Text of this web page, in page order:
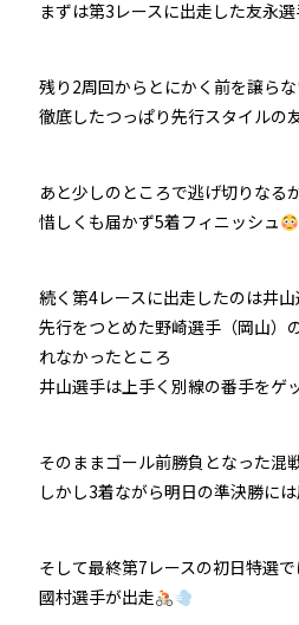
まずは第3レースに出走した友永
残り2周回からとにかく前を譲ら
徹底したつっぱり先行スタイルの
あと少しのところで逃げ切りなる
惜しくも届かず5着フィニッシュ
続く第4レースに出走したのは井
先行をつとめた野崎選手（岡山）
れなかったところ
井山選手は上手く別線の番手をゲ
そのままゴール前勝負となった混
しかし3着ながら明日の準決勝に
そして最終第7レースの初日特選
國村選手が出走